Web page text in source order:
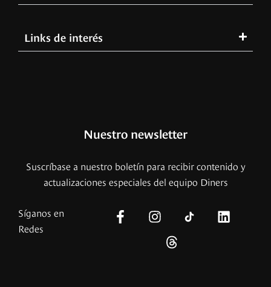
Links de interés
Nuestro newsletter
Suscríbase a nuestro boletín para recibir contenido y
actualizaciones especiales del equipo Diners
Síganos en
Redes